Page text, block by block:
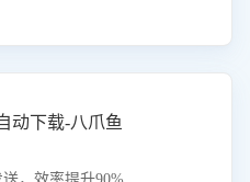
同时全面评估客服团队政策
。
动下载-八爪鱼